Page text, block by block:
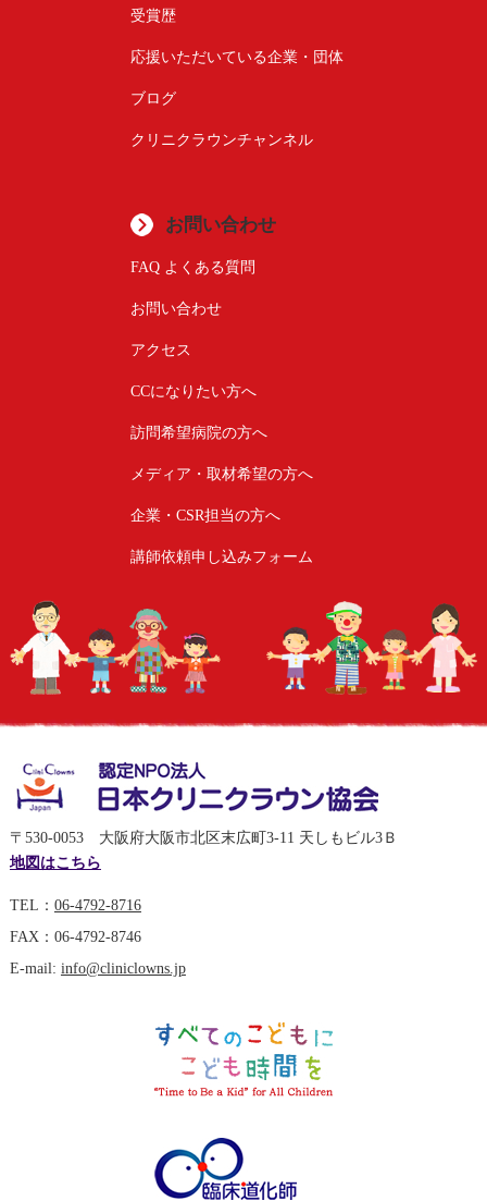
受賞歴
応援いただいている企業・団体
ブログ
クリニクラウンチャンネル
お問い合わせ
FAQ よくある質問
お問い合わせ
アクセス
CCになりたい方へ
訪問希望病院の方へ
メディア・取材希望の方へ
企業・CSR担当の方へ
講師依頼申し込みフォーム
〒530-0053 大阪府大阪市北区末広町3-11 天しもビル3Ｂ
地図はこちら
TEL： 06-4792-8716
FAX：06-4792-8746
E-mail: info@cliniclowns.jp